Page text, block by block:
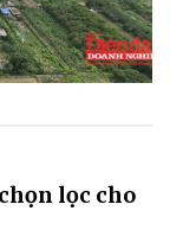
lọc cho